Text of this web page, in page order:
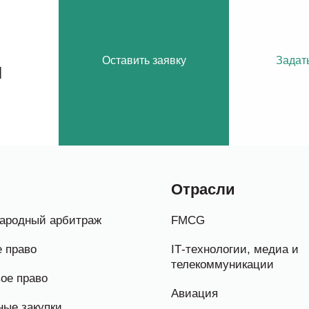
Оставить заявку
арбитраж
право
право
Отрасли
FMCG
IТ-технологии, медиа и
телекоммуникации
Авиация